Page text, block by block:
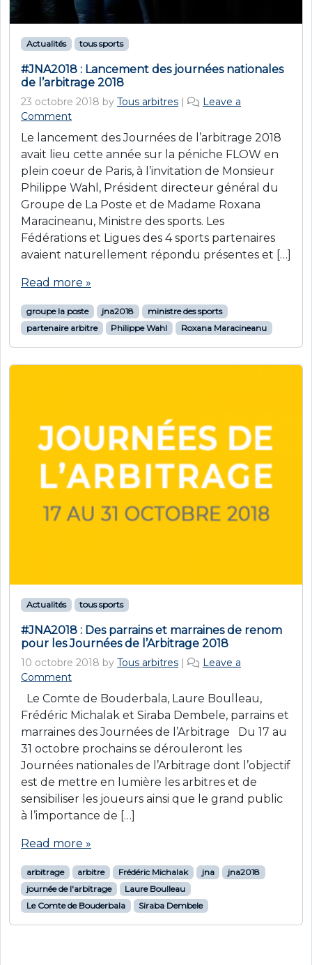
Actualités tous sports
#JNA2018 : Lancement des journées nationales
de l’arbitrage 2018
23 octobre 2018 by Tous arbitres |
Leave a
Comment
Le lancement des Journées de l’arbitrage 2018
avait lieu cette année sur la péniche FLOW en
plein coeur de Paris, à l’invitation de Monsieur
Philippe Wahl, Président directeur général du
Groupe de La Poste et de Madame Roxana
Maracineanu, Ministre des sports. Les
Fédérations et Ligues des 4 sports partenaires
avaient naturellement répondu présentes et […]
Read more »
groupe la poste jna2018
ministre des sports
partenaire arbitre
Philippe Wahl Roxana Maracineanu
Actualités tous sports
#JNA2018 : Des parrains et marraines de renom
pour les Journées de l’Arbitrage 2018
10 octobre 2018 by Tous arbitres |
Leave a
Comment
Le Comte de Bouderbala, Laure Boulleau,
Frédéric Michalak et Siraba Dembele, parrains et
marraines des Journées de l’Arbitrage Du 17 au
31 octobre prochains se dérouleront les
Journées nationales de l’Arbitrage dont l’objectif
est de mettre en lumière les arbitres et de
sensibiliser les joueurs ainsi que le grand public
à l’importance de […]
Read more »
arbitrage arbitre Frédéric Michalak jna
jna2018
journée de l'arbitrage
Laure Boulleau
Le Comte de Bouderbala
Siraba Dembele